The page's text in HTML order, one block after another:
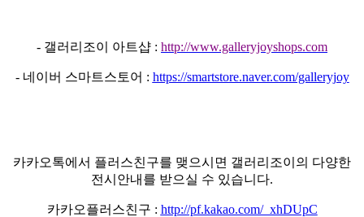
- 갤러리조이 아트샵 : http://www.galleryjoyshops.com
- 네이버 스마트스토어 : https://smartstore.naver.com/galleryjoy
카카오톡에서 플러스친구를 맺으시면 갤러리조이의 다양한
전시안내를 받으실 수 있습니다.
카카오플러스친구 : http://pf.kakao.com/_xhDUpC